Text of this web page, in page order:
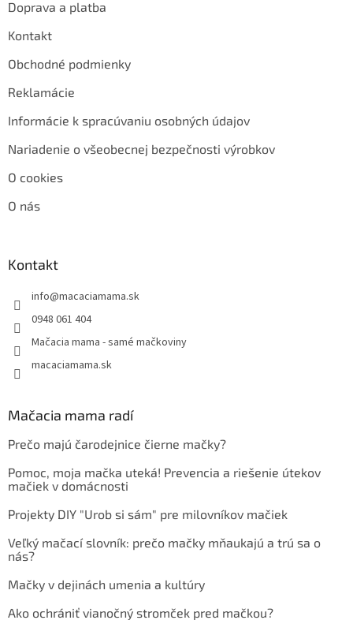
Doprava a platba
Kontakt
Obchodné podmienky
Reklamácie
Informácie k spracúvaniu osobných údajov
Nariadenie o všeobecnej bezpečnosti výrobkov
O cookies
O nás
Kontakt
info@macaciamama.sk
0948 061 404
Mačacia mama - samé mačkoviny
macaciamama.sk
Mačacia mama radí
Prečo majú čarodejnice čierne mačky?
Pomoc, moja mačka uteká! Prevencia a riešenie útekov
mačiek v domácnosti
Projekty DIY "Urob si sám" pre milovníkov mačiek
Veľký mačací slovník: prečo mačky mňaukajú a trú sa o
nás?
Mačky v dejinách umenia a kultúry
Ako ochrániť vianočný stromček pred mačkou?